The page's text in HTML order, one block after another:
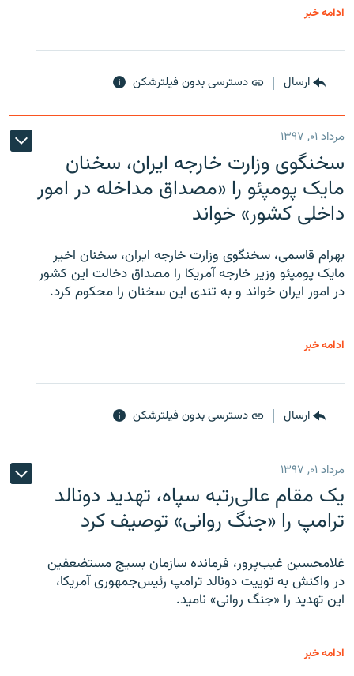
ادامه خبر
ارسال دسترسی بدون فیلترشکن
مرداد ۰۱, ۱۳۹۷
سخنگوی وزارت خارجه ایران، سخنان
مایک پومپئو را «مصداق مداخله در امور
داخلی کشور» خواند
بهرام قاسمی، سخنگوی وزارت خارجه ایران، سخنان اخیر
مایک پومپئو وزیر خارجه آمریکا را مصداق دخالت این کشور
در امور ایران خواند و به تندی این سخنان را محکوم کرد.
ادامه خبر
ارسال دسترسی بدون فیلترشکن
مرداد ۰۱, ۱۳۹۷
یک مقام عالی‌رتبه سپاه، تهدید دونالد
ترامپ را «جنگ روانی» توصیف کرد
غلامحسین غیب‌پرور، فرمانده سازمان بسیج مستضعفین
در واکنش به توییت دونالد ترامپ رئیس‌جمهوری آمریکا،
این تهدید را «جنگ روانی» نامید.
ادامه خبر